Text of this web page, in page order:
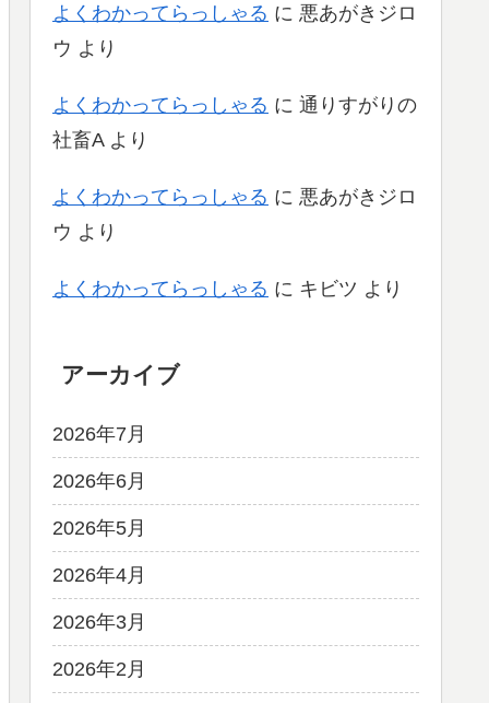
よくわかってらっしゃる に 悪あがきジロ
ウ より
よくわかってらっしゃる に 通りすがりの
社畜Aより
よくわかってらっしゃる に 悪あがきジロ
ウ より
よくわかってらっしゃる に キビツ より
アーカイブ
2026年7月
2026年6月
2026年5月
2026年4月
2026年3月
2026年2月